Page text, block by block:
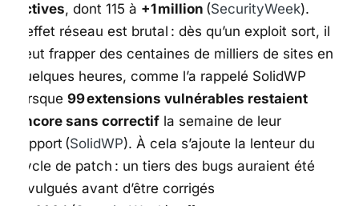
actives, dont 115 à +1 million (SecurityWeek).
L’effet réseau est brutal : dès qu’un exploit sort, il
peut frapper des centaines de milliers de sites en
quelques heures, comme l’a rappelé SolidWP
lorsque 99 extensions vulnérables restaient
encore sans correctif la semaine de leur
rapport (SolidWP). À cela s’ajoute la lenteur du
cycle de patch : un tiers des bugs auraient été
divulgués avant d’être corrigés